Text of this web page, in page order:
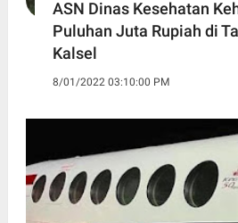
ASN Dinas Kesehatan
Puluhan Juta Rupiah di
Kalsel
8/01/2022 03:10:00 PM